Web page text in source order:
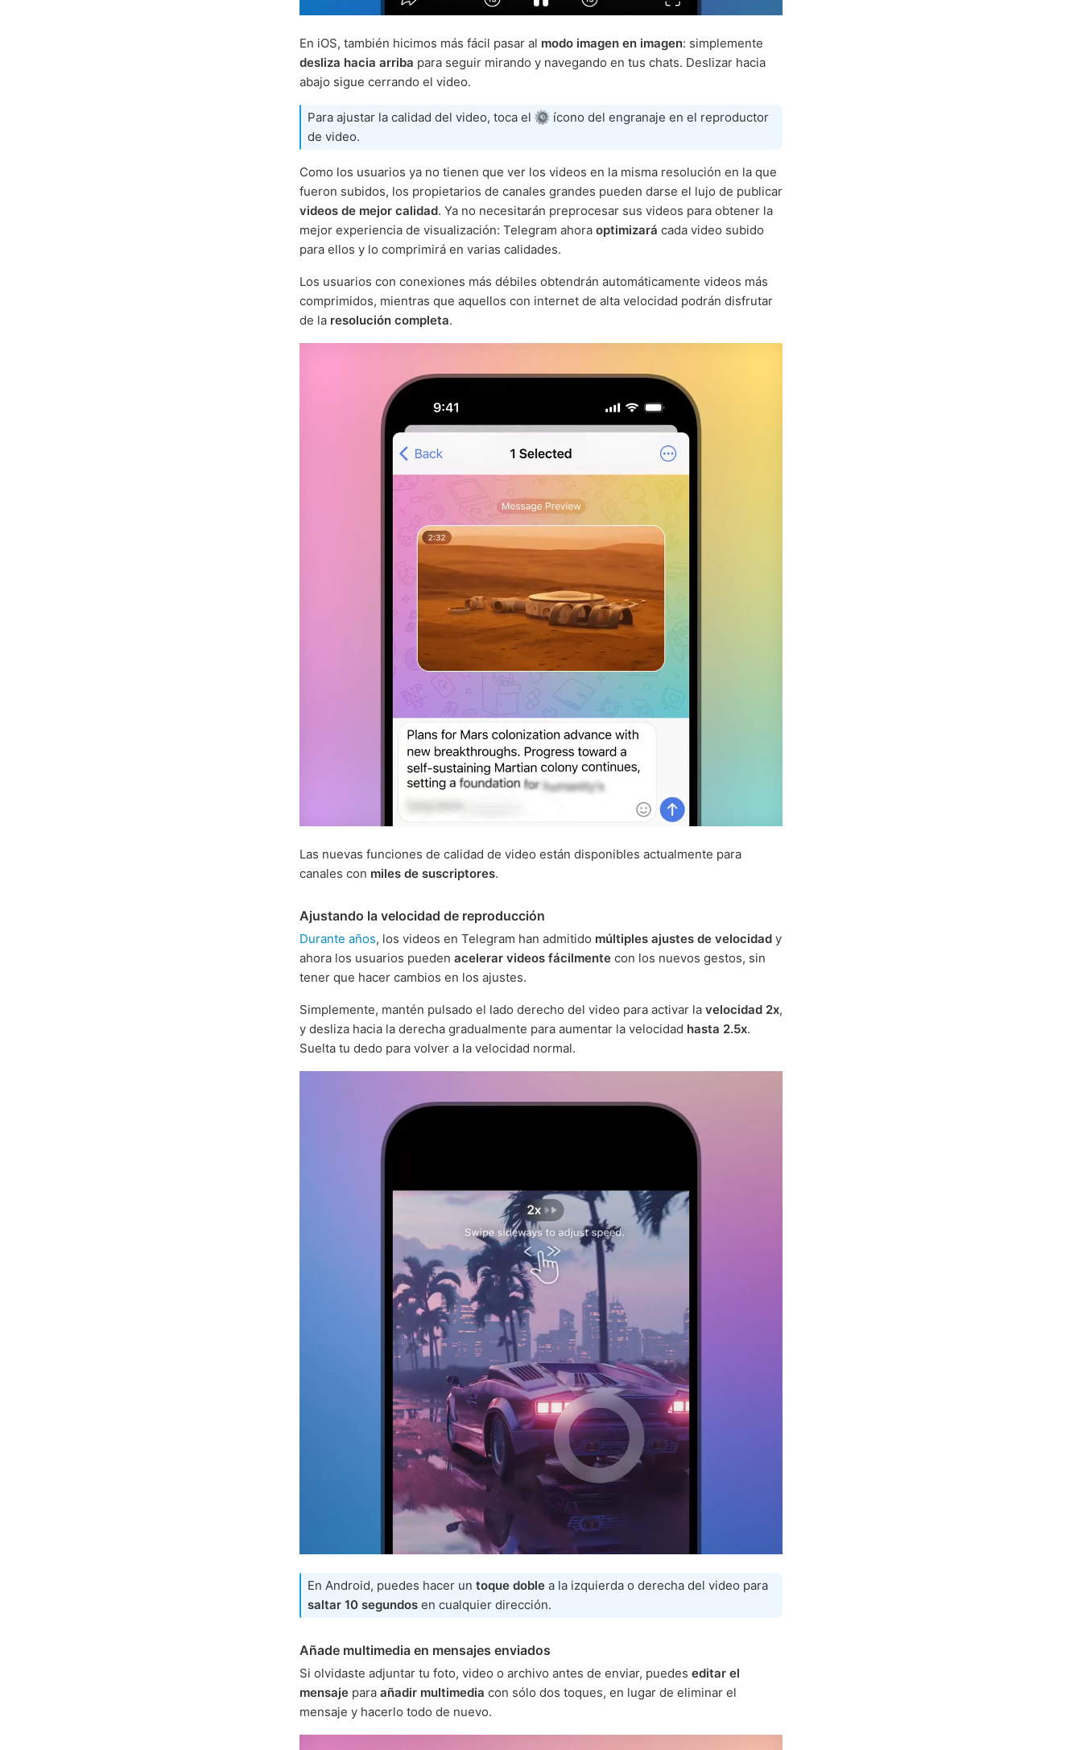
En iOS, también hicimos más fácil pasar al modo imagen en imagen: simplemente
desliza hacia arriba para seguir mirando y navegando en tus chats. Deslizar hacia
abajo sigue cerrando el video.
Para ajustar la calidad del video, toca el
ícono del engranaje en el reproductor
de video.
Como los usuarios ya no tienen que ver los videos en la misma resolución en la que
fueron subidos, los propietarios de canales grandes pueden darse el lujo de publicar
videos de mejor calidad. Ya no necesitarán preprocesar sus videos para obtener la
mejor experiencia de visualización: Telegram ahora optimizará cada video subido
para ellos y lo comprimirá en varias calidades.
Los usuarios con conexiones más débiles obtendrán automáticamente videos más
comprimidos, mientras que aquellos con internet de alta velocidad podrán disfrutar
de la resolución completa.
Las nuevas funciones de calidad de video están disponibles actualmente para
canales con miles de suscriptores.
Ajustando la velocidad de reproducción
Durante años, los videos en Telegram han admitido múltiples ajustes de velocidad y
ahora los usuarios pueden acelerar videos fácilmente con los nuevos gestos, sin
tener que hacer cambios en los ajustes.
Simplemente, mantén pulsado el lado derecho del video para activar la velocidad 2x,
y desliza hacia la derecha gradualmente para aumentar la velocidad hasta 2.5x.
Suelta tu dedo para volver a la velocidad normal.
En Android, puedes hacer un toque doble a la izquierda o derecha del video para
saltar 10 segundos en cualquier dirección.
Añade multimedia en mensajes enviados
Si olvidaste adjuntar tu foto, video o archivo antes de enviar, puedes editar el
mensaje para añadir multimedia con sólo dos toques, en lugar de eliminar el
mensaje y hacerlo todo de nuevo.